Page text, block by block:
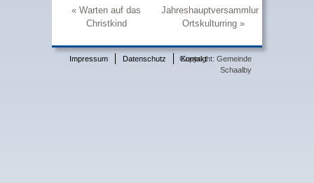
Beitrags-
Warten auf das
Christkind
Jahreshauptversammlung
Ortskulturring
Impressum Datenschutz Kontakt
Copyright: Gemeinde
Schaalby